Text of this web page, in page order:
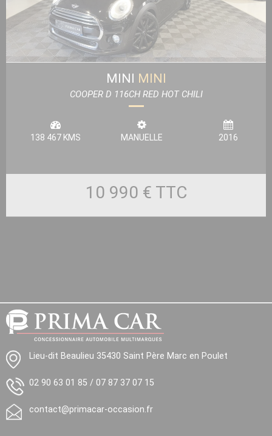
MINI MINI
COOPER D 116CH RED HOT CHILI
138 467 KMS MANUELLE 2016
10 990 € TTC
Lieu-dit Beaulieu 35430 Saint Père Marc en Poulet
02 90 63 01 85 / 07 87 37 07 15
contact@primacar-occasion.fr